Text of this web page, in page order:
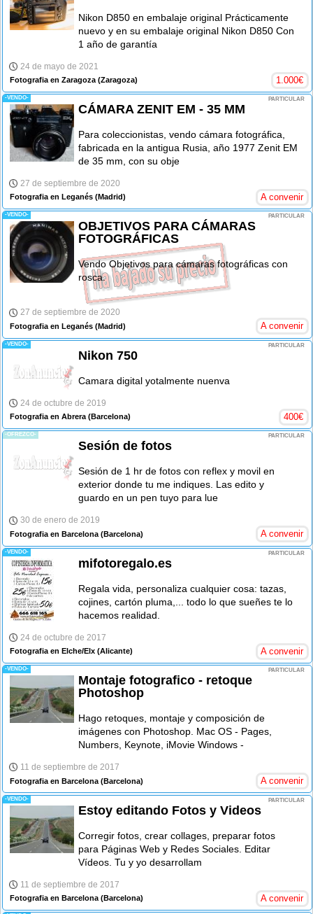
Nikon D850 en embalaje original Prácticamente
nuevo y en su embalaje original Nikon D850 Con
1 año de garantía
24 de mayo de 2021
Fotografia en Zaragoza (Zaragoza) 1.000€
-VENDO- PARTICULAR
CÁMARA ZENIT EM - 35 MM
Para coleccionistas, vendo cámara fotográfica,
fabricada en la antigua Rusia, año 1977 Zenit EM
de 35 mm, con su obje
27 de septiembre de 2020
Fotografia en Leganés (Madrid) A convenir
-VENDO- PARTICULAR
OBJETIVOS PARA CÁMARAS
FOTOGRÁFICAS
Vendo Objetivos para cámaras fotográficas con
rosca.
27 de septiembre de 2020
Fotografia en Leganés (Madrid) A convenir
-VENDO- PARTICULAR
Nikon 750
Camara digital yotalmente nuenva
24 de octubre de 2019
Fotografia en Abrera (Barcelona) 400€
-OFREZCO- PARTICULAR
Sesión de fotos
Sesión de 1 hr de fotos con reflex y movil en
exterior donde tu me indiques. Las edito y
guardo en un pen tuyo para lue
30 de enero de 2019
Fotografia en Barcelona (Barcelona) A convenir
-VENDO- PARTICULAR
mifotoregalo.es
Regala vida, personaliza cualquier cosa: tazas,
cojines, cartón pluma,... todo lo que sueñes te lo
hacemos realidad.
24 de octubre de 2017
Fotografia en Elche/Elx (Alicante) A convenir
-VENDO- PARTICULAR
Montaje fotografico - retoque
Photoshop
Hago retoques, montaje y composición de
imágenes con Photoshop. Mac OS - Pages,
Numbers, Keynote, iMovie Windows -
11 de septiembre de 2017
Fotografia en Barcelona (Barcelona) A convenir
-VENDO- PARTICULAR
Estoy editando Fotos y Videos
Corregir fotos, crear collages, preparar fotos
para Páginas Web y Redes Sociales. Editar
Vídeos. Tu y yo desarrollam
11 de septiembre de 2017
Fotografia en Barcelona (Barcelona) A convenir